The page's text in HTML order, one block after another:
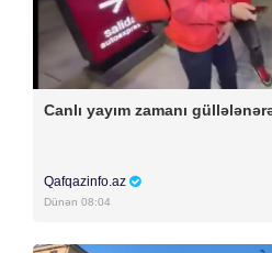
Canlı yayım zamanı
Qafqazinfo.az
Dünən 08:04